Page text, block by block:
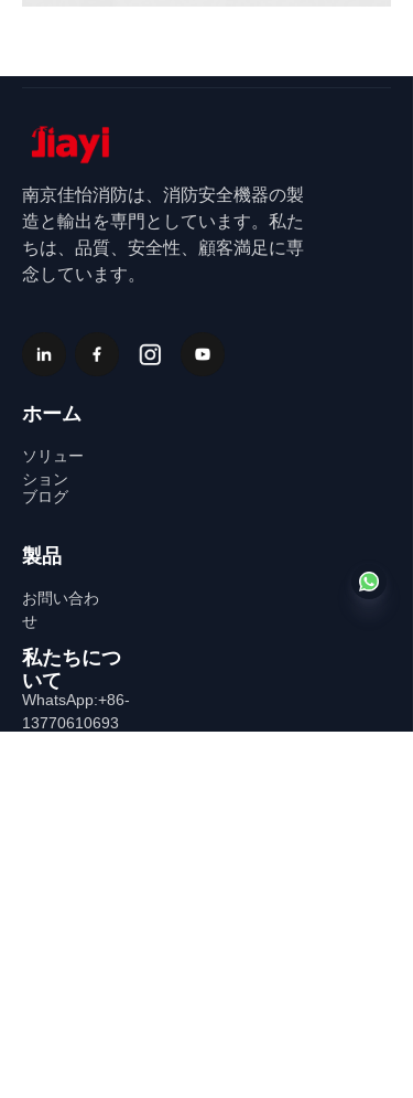
ホーム
製品
私たちにつ
いて
ソリュー
ション
WhatsApp:+86-
13770610693
お問い合わ
せ
ブログ
南京佳怡消防は、消防安全機器の製
造と輸出を専門としています。私た
ちは、品質、安全性、顧客満足に専
念しています。
JP